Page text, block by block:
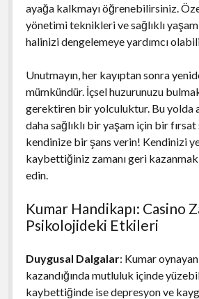
ayağa kalkmayı öğrenebilirsiniz.
yönetimi teknikleri ve sağlıklı yaşam
halinizi dengelemeye yardımcı
Unutmayın, her kayıptan sonra
mümkündür. İçsel huzurunuzu
gerektiren bir yolculuktur. Bu yolda
daha sağlıklı bir yaşam için bir fırsat
kendinize bir şans verin! Kendinizi
kaybettiğiniz zamanı geri
edin.
Kumar Handikapı: Casino
Psikolojideki Etkileri
Duygusal Dalgalar: Kumar
kazandığında mutluluk içinde
kaybettiğinde ise depresyon ve